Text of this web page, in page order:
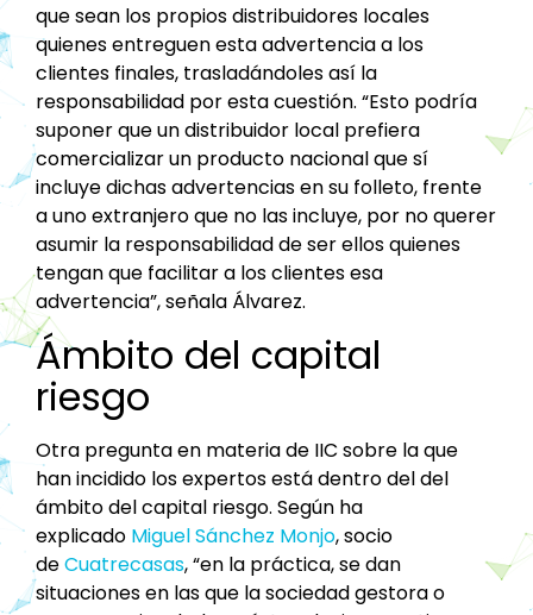
que sean los propios distribuidores locales
quienes entreguen esta advertencia a los
clientes finales, trasladándoles así la
responsabilidad por esta cuestión. “Esto podría
suponer que un distribuidor local prefiera
comercializar un producto nacional que sí
incluye dichas advertencias en su folleto, frente
a uno extranjero que no las incluye, por no querer
asumir la responsabilidad de ser ellos quienes
tengan que facilitar a los clientes esa
advertencia”, señala Álvarez.
Ámbito del capital
riesgo
Otra pregunta en materia de IIC sobre la que
han incidido los expertos está dentro del del
ámbito del capital riesgo. Según ha
explicado Miguel Sánchez Monjo, socio
deCuatrecasas, “en la práctica, se dan
situaciones en las que la sociedad gestora o